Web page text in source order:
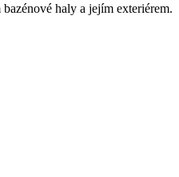
haly a jejím exteriérem.